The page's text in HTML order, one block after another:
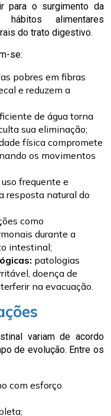
para o surgimento da
alimentares
do trato digestivo.
se:
pobres em fibras
e reduzem a
de água torna
sua eliminação;
física compromete
os movimentos
uso frequente e
resposta natural do
como
durante a
intestinal;
patologias
doença de
na evacuação.
variam de acordo
de evolução. Entre os
com esforço